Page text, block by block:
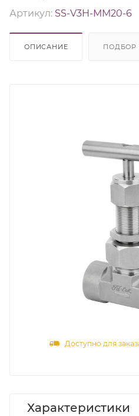
Артикул: SS-V3H-MM20-6
ОПИСАНИЕ ПОДБОР
Доступно для
Характеристики